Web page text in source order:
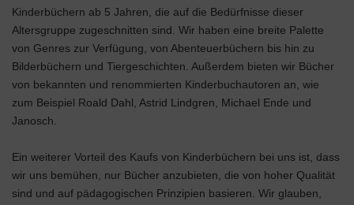
Kinderbüchern ab 5 Jahren, die auf die Bedürfnisse dieser
Altersgruppe zugeschnitten sind. Wir haben eine breite Palette
von Genres zur Verfügung, von Abenteuerbüchern bis hin zu
Bilderbüchern und Tiergeschichten. Außerdem bieten wir Bücher
von bekannten und renommierten Kinderbuchautoren an, wie
zum Beispiel Roald Dahl, Astrid Lindgren, Michael Ende und
Janosch.
Ein weiterer Vorteil des Kaufs von Kinderbüchern bei uns ist, dass
wir uns bemühen, nur Bücher anzubieten, die von hoher Qualität
sind und auf pädagogischen Prinzipien basieren. Wir glauben,